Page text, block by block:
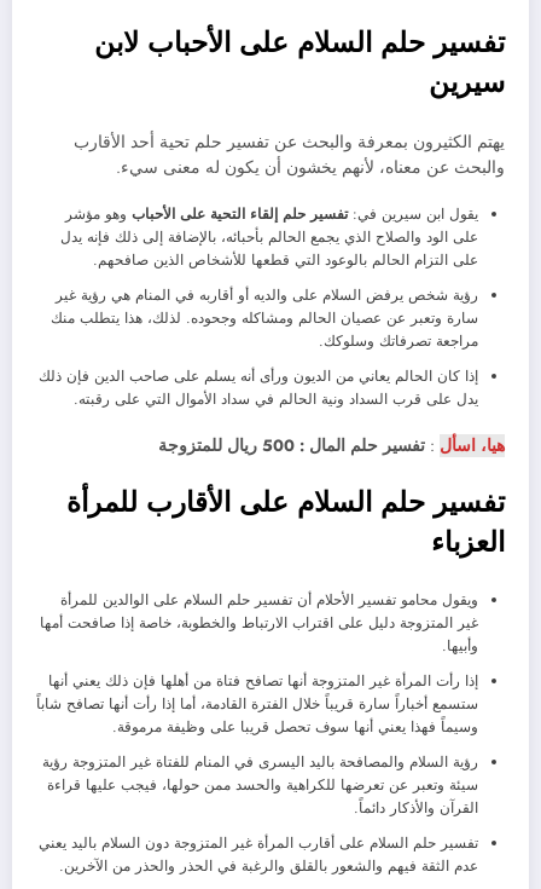
تفسير حلم السلام على الأحباب لابن
سيرين
يهتم الكثيرون بمعرفة والبحث عن تفسير حلم تحية أحد الأقارب
والبحث عن معناه، لأنهم يخشون أن يكون له معنى سيء.
يقول ابن سيرين في:تفسير حلم إلقاء التحية على الأحباب وهو مؤشر
على الود والصلاح الذي يجمع الحالم بأحبائه، بالإضافة إلى ذلك فإنه يدل
على التزام الحالم بالوعود التي قطعها للأشخاص الذين صافحهم.
رؤية شخص يرفض السلام على والديه أو أقاربه في المنام هي رؤية غير
سارة وتعبر عن عصيان الحالم ومشاكله وجحوده. لذلك، هذا يتطلب منك
مراجعة تصرفاتك وسلوكك.
إذا كان الحالم يعاني من الديون ورأى أنه يسلم على صاحب الدين فإن ذلك
يدل على قرب السداد ونية الحالم في سداد الأموال التي على رقبته.
هيا، اسأل : تفسير حلم المال : 500 ريال للمتزوجة
تفسير حلم السلام على الأقارب للمرأة
العزباء
ويقول محامو تفسير الأحلام أن تفسير حلم السلام على الوالدين للمرأة
غير المتزوجة دليل على اقتراب الارتباط والخطوبة، خاصة إذا صافحت أمها
وأبيها.
إذا رأت المرأة غير المتزوجة أنها تصافح فتاة من أهلها فإن ذلك يعني أنها
ستسمع أخباراً سارة قريباً خلال الفترة القادمة، أما إذا رأت أنها تصافح شاباً
وسيماً فهذا يعني أنها سوف تحصل قريبا على وظيفة مرموقة.
رؤية السلام والمصافحة باليد اليسرى في المنام للفتاة غير المتزوجة رؤية
سيئة وتعبر عن تعرضها للكراهية والحسد ممن حولها، فيجب عليها قراءة
القرآن والأذكار دائماً.
تفسير حلم السلام على أقارب المرأة غير المتزوجة دون السلام باليد يعني
عدم الثقة فيهم والشعور بالقلق والرغبة في الحذر والحذر من الآخرين.